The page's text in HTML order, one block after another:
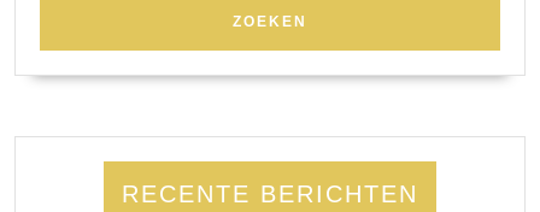
RECENTE BERICHTEN